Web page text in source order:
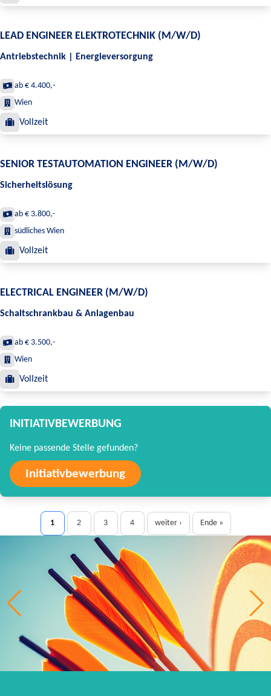
LEAD ENGINEER ELEKTROTECHNIK (M/W/D)
Antriebstechnik | Energieversorgung
ab € 4.400,-
Wien
Vollzeit
SENIOR TESTAUTOMATION ENGINEER (M/W/D)
Sicherheitslösung
ab € 3.800,-
südliches Wien
Vollzeit
ELECTRICAL ENGINEER (M/W/D)
Schaltschrankbau & Anlagenbau
ab € 3.500,-
Wien
Vollzeit
INITIATIVBEWERBUNG
Keine passende Stelle gefunden?
Initiativbewerbung
1 2 3 4 weiter › Ende »